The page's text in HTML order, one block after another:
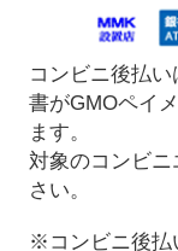
コンビニ後払
書がGMOペイ
ます。
対象のコンビ
さい。
※コンビニ後払